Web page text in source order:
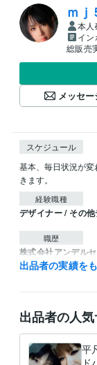
ｍｊ
本人
イ
総販売
メッセ
スケジュール
基本、毎日状況が
きます。
経験職種
デザイナー / その
職歴
株式会社アンデル
ラウンジ、ホーク
秘密 2024年11月
資格・検定
食品衛生責任者
得意分野
出品者の実績を
出品者の人
平
ド